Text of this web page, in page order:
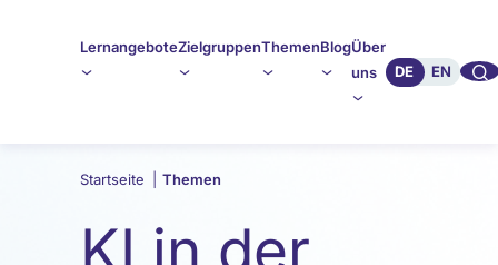
LernangeboteZielgruppenThemenBlogÜber
uns
DE EN 🔍︎︎
Startseite Themen
KI in der